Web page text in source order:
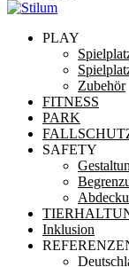
PLAY
Zubehör
FITNESS
PARK
SAFETY
Inklusion